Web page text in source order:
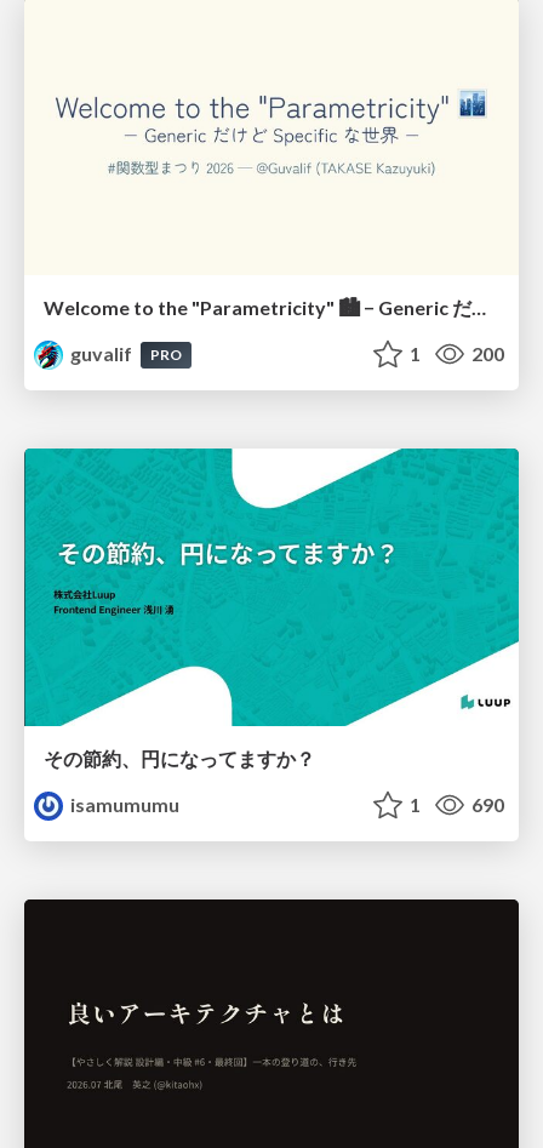
Welcome to the "Parametricity" 🏙️ − Generic だけど Specific な世界 −
guvalif
PRO 1 200
その節約、円になってますか？
isamumumu
1 690